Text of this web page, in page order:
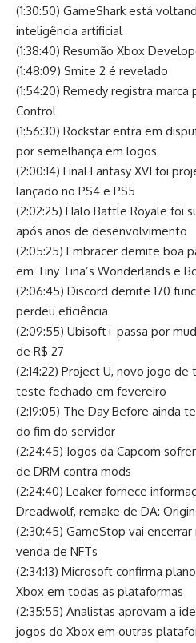
(1:30:50) GameShark está
inteligência artificial
(1:38:40) Resumão Xbox
(1:48:09) Smite 2 é revelado
(1:54:20) Remedy registra
Control
(1:56:30) Rockstar entra em
por semelhança em logos
(2:00:14) Final Fantasy XVI foi
lançado no PS4 e PS5
(2:02:25) Halo Battle Royale foi
após anos de desenvolvimento
(2:05:25) Embracer demite boa
em Tiny Tina’s Wonderlands e
(2:06:45) Discord demite 170
perdeu eficiência
(2:09:55) Ubisoft+ passa por
de R$ 27
(2:14:22) Project U, novo jogo
teste fechado em fevereiro
(2:19:05) The Day Before ainda
do fim do servidor
(2:24:45) Jogos da Capcom
de DRM contra mods
(2:24:40) Leaker fornece
Dreadwolf, remake de DA:
(2:30:45) GameStop vai
venda de NFTs
(2:34:13) Microsoft confirma
Xbox em todas as plataformas
(2:35:55) Analistas aprovam a
jogos do Xbox em outras